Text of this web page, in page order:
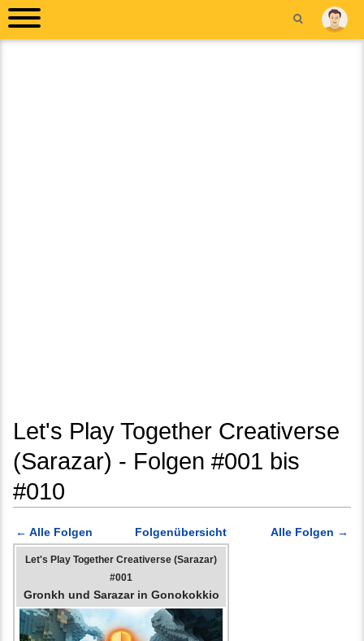
Let's Play Together Creativerse
(Sarazar) - Folgen #001 bis
#010
← Alle Folgen
Folgenübersicht Alle Folgen →
Let's Play Together Creativerse (Sarazar)
#001
Gronkh und Sarazar in Gonokokkio